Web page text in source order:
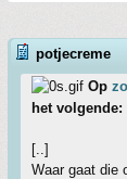
potjecreme
Op
het volgende:
[..]
Waar gaat die